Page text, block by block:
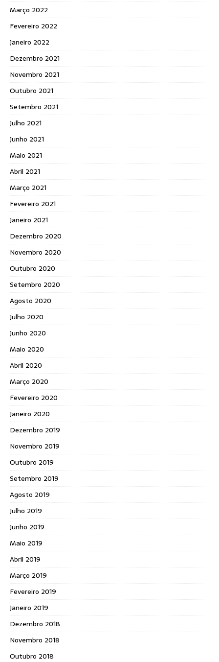
Março 2022
Fevereiro 2022
Janeiro 2022
Dezembro 2021
Novembro 2021
Outubro 2021
Setembro 2021
Julho 2021
Junho 2021
Maio 2021
Abril 2021
Março 2021
Fevereiro 2021
Janeiro 2021
Dezembro 2020
Novembro 2020
Outubro 2020
Setembro 2020
Agosto 2020
Julho 2020
Junho 2020
Maio 2020
Abril 2020
Março 2020
Fevereiro 2020
Janeiro 2020
Dezembro 2019
Novembro 2019
Outubro 2019
Setembro 2019
Agosto 2019
Julho 2019
Junho 2019
Maio 2019
Abril 2019
Março 2019
Fevereiro 2019
Janeiro 2019
Dezembro 2018
Novembro 2018
Outubro 2018